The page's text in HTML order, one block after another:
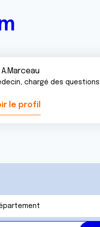
A.Marceau
chargé des
le profil